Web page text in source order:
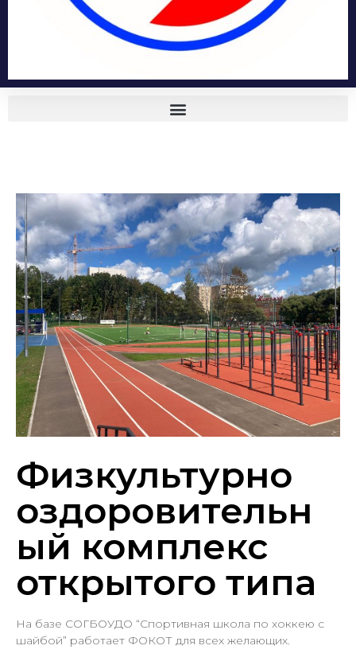
Физкультурно
оздоровительн
ый комплекс
открытого типа
На базе СОГБОУДО “Спортивная школа по хоккею с
шайбой” работает ФОКОТ для всех желающих.